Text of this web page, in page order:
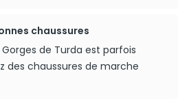
chaussures
de Turda est parfois
des chaussures de marche